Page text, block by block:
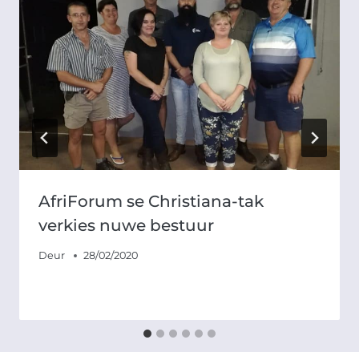
AfriForum se Christiana-tak
verkies nuwe bestuur
Deur 28/02/2020